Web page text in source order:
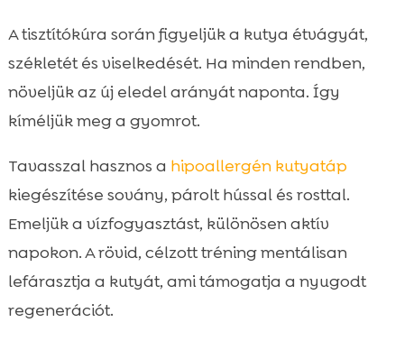
A tisztítókúra során figyeljük a kutya étvágyát,
székletét és viselkedését. Ha minden rendben,
növeljük az új eledel arányát naponta. Így
kíméljük meg a gyomrot.
Tavasszal hasznos a hipoallergén kutyatáp
kiegészítése sovány, párolt hússal és rosttal.
Emeljük a vízfogyasztást, különösen aktív
napokon. A rövid, célzott tréning mentálisan
lefárasztja a kutyát, ami támogatja a nyugodt
regenerációt.